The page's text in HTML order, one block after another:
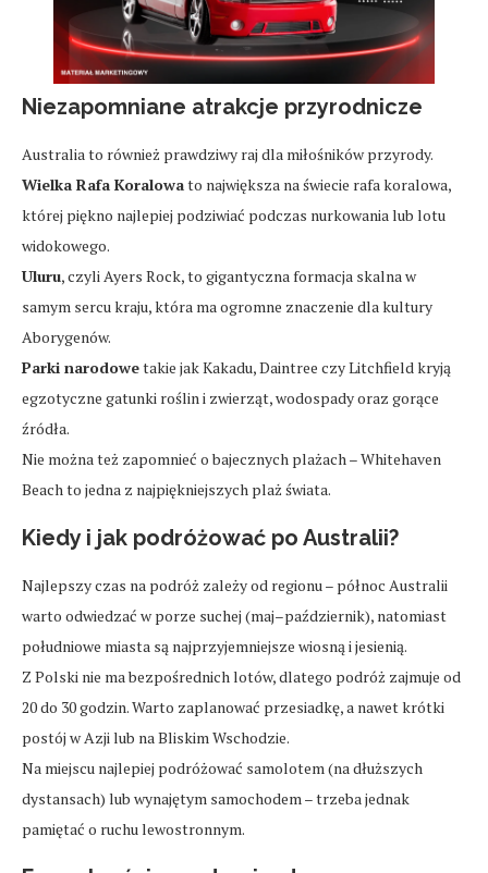
Niezapomniane atrakcje przyrodnicze
Australia to również prawdziwy raj dla miłośników przyrody.
Wielka Rafa Koralowato największa na świecie rafa koralowa,
której piękno najlepiej podziwiać podczas nurkowania lub lotu
widokowego.
Uluru, czyli Ayers Rock, to gigantyczna formacja skalna w
samym sercu kraju, która ma ogromne znaczenie dla kultury
Aborygenów.
Parki narodowetakie jak Kakadu, Daintree czy Litchfield kryją
egzotyczne gatunki roślin i zwierząt, wodospady oraz gorące
źródła.
Nie można też zapomnieć o bajecznych plażach – Whitehaven
Beach to jedna z najpiękniejszych plaż świata.
Kiedy i jak podróżować po Australii?
Najlepszy czas na podróż zależy od regionu – północ Australii
warto odwiedzać w porze suchej (maj–październik), natomiast
południowe miasta są najprzyjemniejsze wiosną i jesienią.
Z Polski nie ma bezpośrednich lotów, dlatego podróż zajmuje od
20 do 30 godzin. Warto zaplanować przesiadkę, a nawet krótki
postój w Azji lub na Bliskim Wschodzie.
Na miejscu najlepiej podróżować samolotem (na dłuższych
dystansach) lub wynajętym samochodem – trzeba jednak
pamiętać o ruchu lewostronnym.